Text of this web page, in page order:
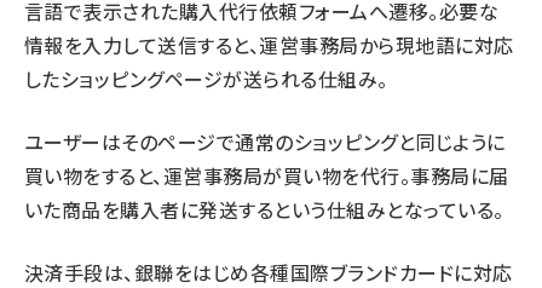
言語で表示された購入代行依頼フォームへ遷移。必要な
情報を入力して送信すると、運営事務局から現地語に対応
したショッピングページが送られる仕組み。
ユーザーはそのページで通常のショッピングと同じように
買い物をすると、運営事務局が買い物を代行。事務局に届
いた商品を購入者に発送するという仕組みとなっている。
決済手段は、銀聯をはじめ各種国際ブランドカードに対応